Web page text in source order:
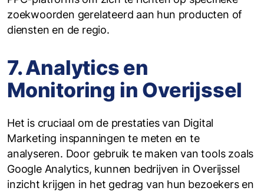
zoekwoorden gerelateerd aan hun producten of
diensten en de regio.
7. Analytics en
Monitoring in Overijssel
‍Het is cruciaal om de prestaties van Digital
Marketing inspanningen te meten en te
analyseren. Door gebruik te maken van tools zoals
Google Analytics, kunnen bedrijven in Overijssel
inzicht krijgen in het gedrag van hun bezoekers en